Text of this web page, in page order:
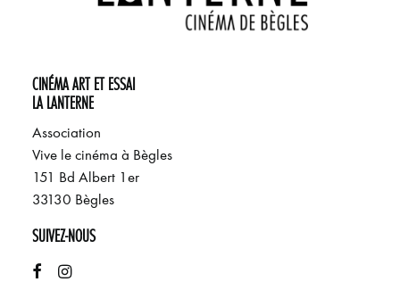
CINÉMA ART ET ESSAI
LA LANTERNE
Association
Vive le cinéma à Bègles
151 Bd Albert 1er
33130 Bègles
SUIVEZ-NOUS